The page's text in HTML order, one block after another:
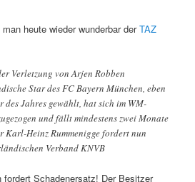
heute wieder wunderbar derTAZ
Verletzung von Arjen Robben
Star des FC Bayern München, eben
des Jahres gewählt, hat sich im WM-
und fällt mindestens zwei Monate
Karl-Heinz Rummenigge fordert nun
Verband KNVB
fordert Schadenersatz! Der Besitzer